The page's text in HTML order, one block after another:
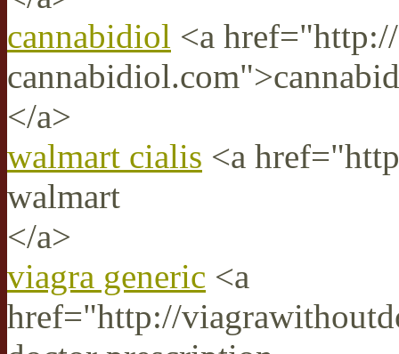
cannabidiol <a
</a>
walmart cialis <a
walmart
</a>
viagra generic <a
href="http://